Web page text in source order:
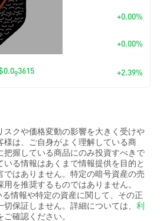
+0.00%
+0.00%
93615 +2.39%
スクや価格変動の影響を大きく受けや
様は、ご自身がよく理解している商
把握している商品にのみ投資すべきで
る情報はあくまで情報提供を目的と
ではありません。特定の暗号資産の売
を推奨するものではありません。
情報や特定の資産に関して、その正
保証しません。詳細については、 利
ご確認ください。